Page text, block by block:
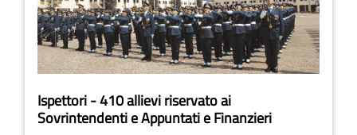
Ispettori - 410 allievi riservato ai
Sovrintendenti e Appuntati e Finanzieri